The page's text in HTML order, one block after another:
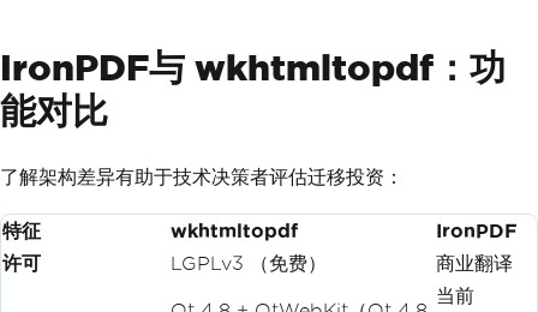
IronPDF与 wkhtmltopdf：功
能对比
了解架构差异有助于技术决策者评估迁移投资：
特征 wkhtmltopdf
IronPDF
许可
LGPLv3 （免费） 商业翻译
当前